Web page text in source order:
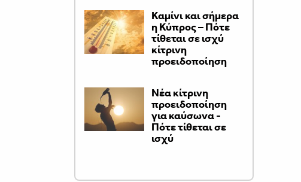
Καμίνι και σήμερα
η Κύπρος – Πότε
τίθεται σε ισχύ
κίτρινη
προειδοποίηση
Νέα κίτρινη
προειδοποίηση
για καύσωνα -
Πότε τίθεται σε
ισχύ